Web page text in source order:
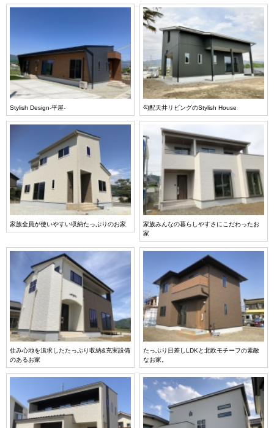
Stylish Design-平屋- 勾配天井リビングのStylish House
家族全員が使いやすい収納たっぷりのお家
家族みんなの暮らしやすさにこだわったお
家
住み心地を追求したたっぷり収納&充実設備
のあるお家
たっぷり日差しLDKと北欧モチーフの素敵
なお家。